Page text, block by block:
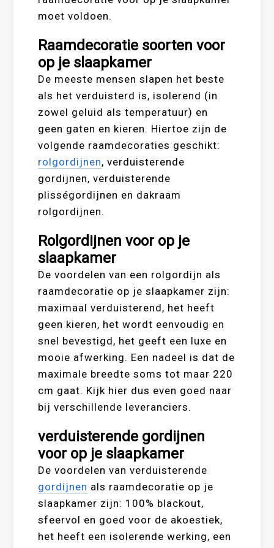
moet voldoen.
Raamdecoratie soorten voor
op je slaapkamer
De meeste mensen slapen het beste
als het verduisterd is, isolerend (in
zowel geluid als temperatuur) en
geen gaten en kieren. Hiertoe zijn de
volgende raamdecoraties geschikt:
rolgordijnen, verduisterende
gordijnen, verduisterende
plisségordijnen en dakraam
rolgordijnen.
Rolgordijnen voor op je
slaapkamer
De voordelen van een rolgordijn als
raamdecoratie op je slaapkamer zijn:
maximaal verduisterend, het heeft
geen kieren, het wordt eenvoudig en
snel bevestigd, het geeft een luxe en
mooie afwerking. Een nadeel is dat de
maximale breedte soms tot maar 220
cm gaat. Kijk hier dus even goed naar
bij verschillende leveranciers.
verduisterende gordijnen
voor op je slaapkamer
De voordelen van verduisterende
gordijnen als raamdecoratie op je
slaapkamer zijn: 100% blackout,
sfeervol en goed voor de akoestiek,
het heeft een isolerende werking, een